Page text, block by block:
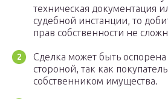
техническая документация
судебной инстанции, то
прав собственности не
Сделка может быть
стороной, так как
собственником имущества.